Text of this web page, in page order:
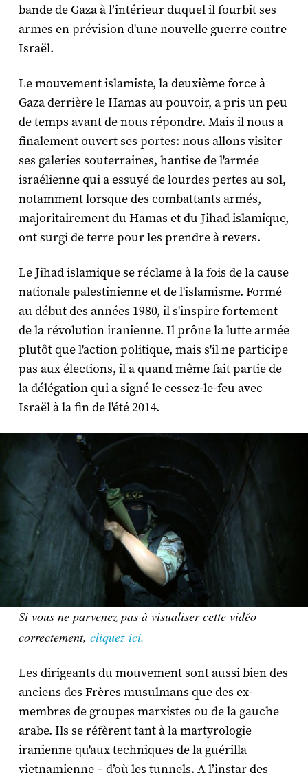
bande de Gaza à l’intérieur duquel il fourbit ses
armes en prévision d'une nouvelle guerre contre
Israël.
Le mouvement islamiste, la deuxième force à
Gaza derrière le Hamas au pouvoir, a pris un peu
de temps avant de nous répondre. Mais il nous a
finalement ouvert ses portes: nous allons visiter
ses galeries souterraines, hantise de l'armée
israélienne qui a essuyé de lourdes pertes au sol,
notamment lorsque des combattants armés,
majoritairement du Hamas et du Jihad islamique,
ont surgi de terre pour les prendre à revers.
Le Jihad islamique se réclame à la fois de la cause
nationale palestinienne et de l'islamisme. Formé
au début des années 1980, il s'inspire fortement
de la révolution iranienne. Il prône la lutte armée
plutôt que l'action politique, mais s'il ne participe
pas aux élections, il a quand même fait partie de
la délégation qui a signé le cessez-le-feu avec
Israël à la fin de l'été 2014.
Si vous ne parvenez pas à visualiser cette vidéo
correctement, cliquez ici.
Les dirigeants du mouvement sont aussi bien des
anciens des Frères musulmans que des ex-
membres de groupes marxistes ou de la gauche
arabe. Ils se réfèrent tant à la martyrologie
iranienne qu'aux techniques de la guérilla
vietnamienne – d’où les tunnels. A l’instar des